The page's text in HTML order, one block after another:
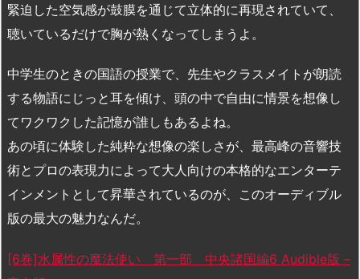
緊迫した空気感が鼓膜を通じて立体的に再現されていて、
聴いているだけで胸が熱くなってしまうよ。
中学生のときの国語の授業で、先生やクラスメイトが朗読
する物語にじっと耳を傾け、頭の中で自由に情景を想像し
てワクワクした記憶が誰しもあるよね。
あの頃に体験した純粋な想像の楽しさが、最高峰の音響技
術とプロの表現力によって大人向けの本格的なエンターテ
インメントとして昇華されているのが、このオーディブル
版の最大の魅力なんだ。
[6巻]水属性の魔法使い 第一部 中央諸国編6 Audible版 –